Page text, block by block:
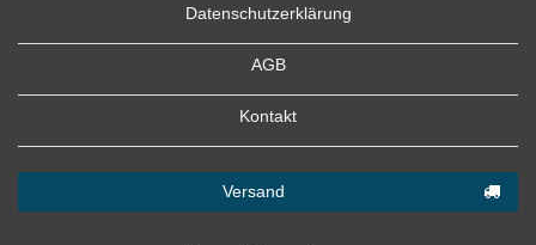
Datenschutzerklärung
AGB
Kontakt
Versand